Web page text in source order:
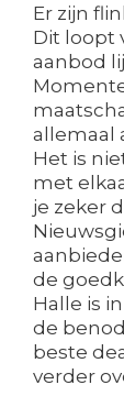
Er zijn
Dit loopt
aanbod
allemaal
Het is
met
je zeker
de
Halle is
de
beste
verder